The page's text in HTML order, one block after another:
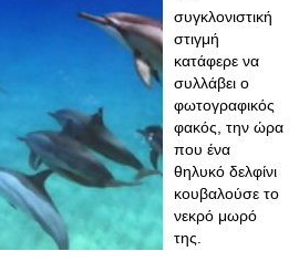
συγκλονιστική
στιγμή
κατάφερε να
συλλάβει ο
φωτογραφικός
φακός, την ώρα
που ένα
θηλυκό δελφίνι
κουβαλούσε το
νεκρό μωρό
της.